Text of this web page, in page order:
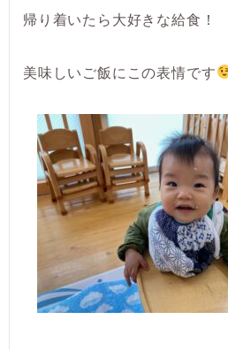
帰り着いたら大好きな給食！
美味しいご飯にこの表情です